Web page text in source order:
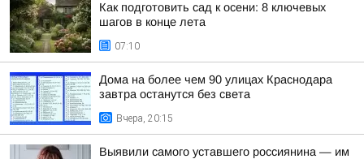
Как подготовить сад к осени: 8 ключевых
шагов в конце лета
07:10
Дома на более чем 90 улицах Краснодара
завтра останутся без света
Вчера, 20:15
Выявили самого уставшего россиянина — им